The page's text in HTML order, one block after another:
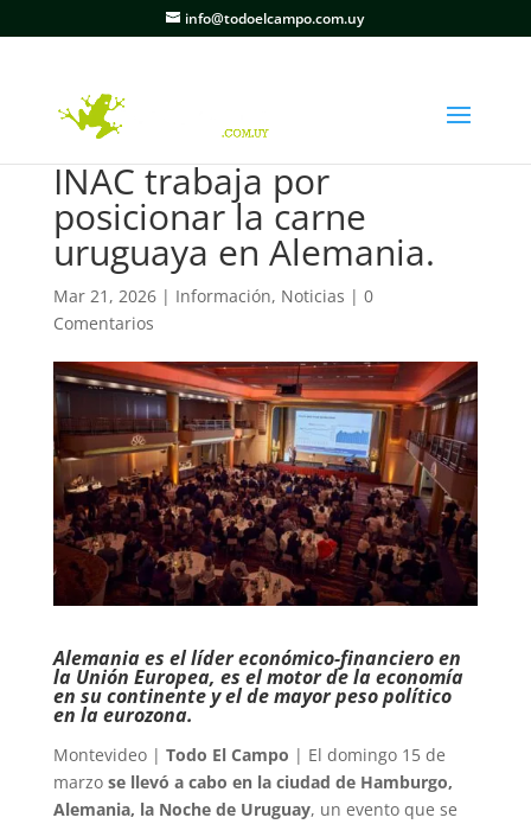
info@todoelcampo.com.uy
INAC trabaja por
posicionar la carne
uruguaya en Alemania.
Mar 21, 2026| Información, Noticias | 0
Comentarios
Alemania es el líder económico-financiero en
la Unión Europea, es el motor de la economía
en su continente y el de mayor peso político
en la eurozona.
Montevideo | Todo El Campo | El domingo 15 de
marzo se llevó a cabo en la ciudad de Hamburgo,
Alemania, la Noche de Uruguay, un evento que se